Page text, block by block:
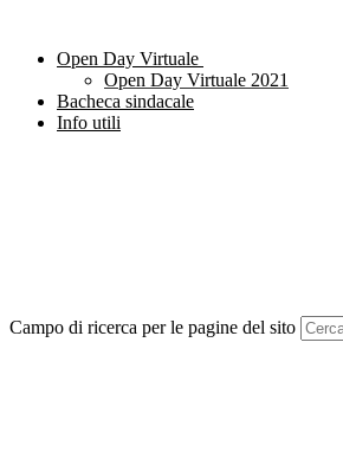
Open Day Virtuale
Open Day Virtuale 2021
Bacheca sindacale
Info utili
Campo di ricerca per le pagine del sito